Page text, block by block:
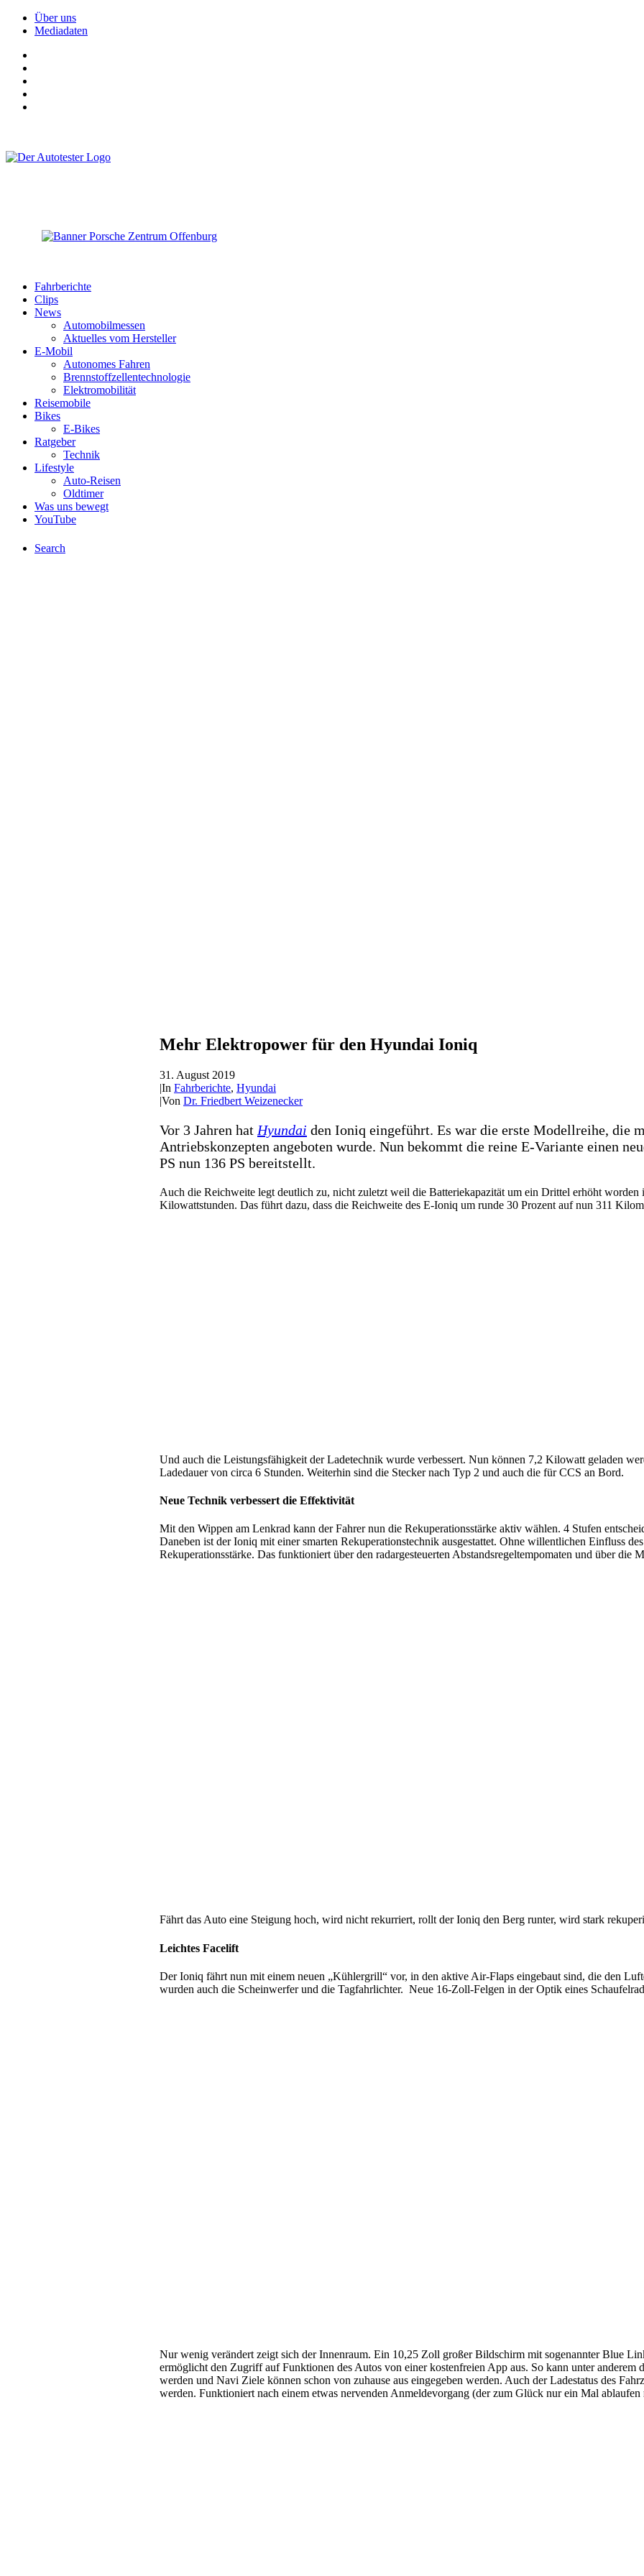
Über uns
Mediadaten
Fahrberichte
Clips
News
Automobilmessen
Aktuelles vom Hersteller
E-Mobil
Autonomes Fahren
Brennstoffzellentechnologie
Elektromobilität
Reisemobile
Bikes
E-Bikes
Ratgeber
Technik
Lifestyle
Auto-Reisen
Oldtimer
Was uns bewegt
YouTube
Search
Mehr Elektropower für den Hyundai Ioniq
31. August 2019
|In Fahrberichte, Hyundai
|Von Dr. Friedbert Weizenecker
Vor 3 Jahren hat Hyundai den Ioniq eingeführt. Es war die erste Modellreihe, die
Antriebskonzepten angeboten wurde. Nun bekommt die reine E-Variante einen
PS nun 136 PS bereitstellt.
Auch die Reichweite legt deutlich zu, nicht zuletzt weil die Batteriekapazität um ein Drittel erhöht worden
Kilowattstunden. Das führt dazu, dass die Reichweite des E-Ioniq um runde 30 Prozent auf nun 311
Und auch die Leistungsfähigkeit der Ladetechnik wurde verbessert. Nun können 7,2 Kilowatt geladen
Ladedauer von circa 6 Stunden. Weiterhin sind die Stecker nach Typ 2 und auch die für CCS an Bord.
Neue Technik verbessert die Effektivität
Mit den Wippen am Lenkrad kann der Fahrer nun die Rekuperationsstärke aktiv wählen. 4 Stufen
Daneben ist der Ioniq mit einer smarten Rekuperationstechnik ausgestattet. Ohne willentlichen Einfluss
Rekuperationsstärke. Das funktioniert über den radargesteuerten Abstandsregeltempomaten und über die
Fährt das Auto eine Steigung hoch, wird nicht rekurriert, rollt der Ioniq den Berg runter, wird stark
Leichtes Facelift
Der Ioniq fährt nun mit einem neuen „Kühlergrill“ vor, in den aktive Air-Flaps eingebaut sind, die den
wurden auch die Scheinwerfer und die Tagfahrlichter. Neue 16-Zoll-Felgen in der Optik eines
Nur wenig verändert zeigt sich der Innenraum. Ein 10,25 Zoll großer Bildschirm mit sogenannter Blue
ermöglicht den Zugriff auf Funktionen des Autos von einer kostenfreien App aus. So kann unter anderem
werden und Navi Ziele können schon von zuhause aus eingegeben werden. Auch der Ladestatus des
werden. Funktioniert nach einem etwas nervenden Anmeldevorgang (der zum Glück nur ein Mal ablaufen